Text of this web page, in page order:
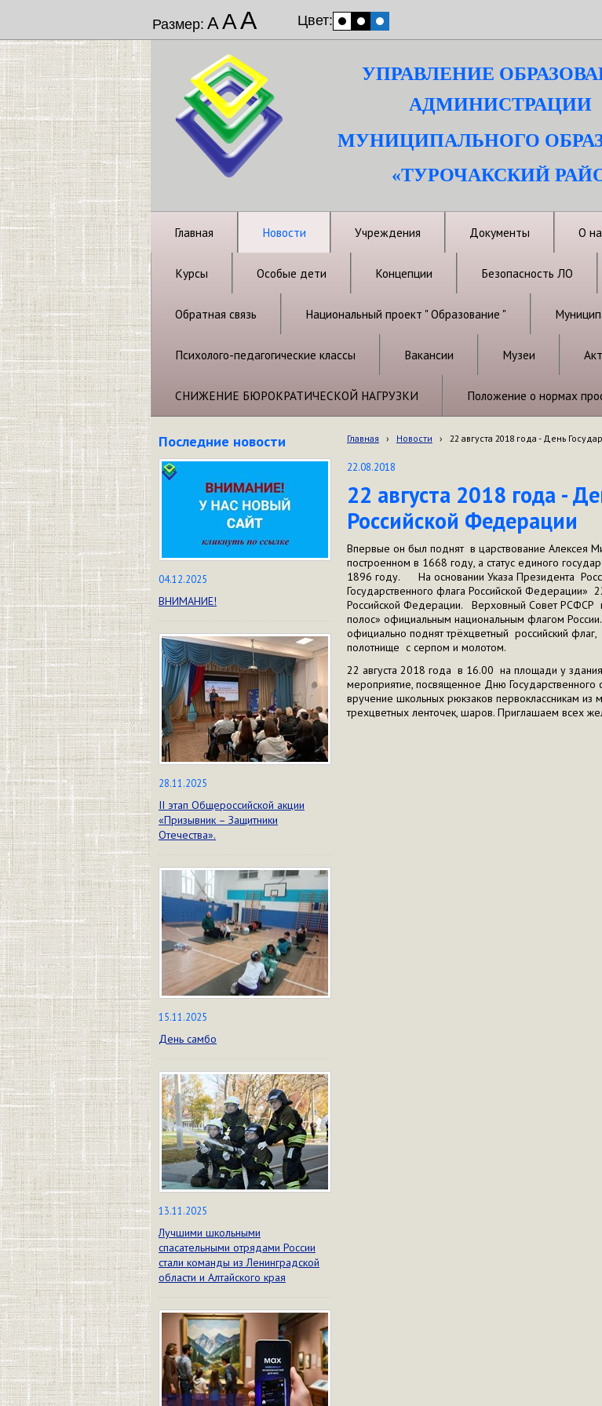
Размер: ААА Цвет:
УПРАВЛЕНИЕ
АДМИНИСТРАЦИИ
МУНИЦИПАЛЬНОГО
«ТУРОЧАКСКИЙ
Главная Новости Учреждения Документы О
Курсы Особые дети Концепции Безопасность ЛО
Обратная связь Национальный проект " Образование "
Психолого-педагогические классы Вакансии Музеи
СНИЖЕНИЕ БЮРОКРАТИЧЕСКОЙ НАГРУЗКИ Положение о нормах
Последние новости
04.12.2025
ВНИМАНИЕ!
28.11.2025
II этап Общероссийской акции
«Призывник – Защитники
Отечества».
15.11.2025
День самбо
13.11.2025
Лучшими школьными
спасательными отрядами России
стали команды из Ленинградской
области и Алтайского края
Главная › Новости › 22 августа 2018 года - День
22.08.2018
22 августа 2018 года -
Российской Федерации
Впервые он был поднят в царствование Алексея
построенном в 1668 году, а статус единого
1896 году. На основании Указа Президента
Государственного флага Российской Федерации»
Российской Федерации. Верховный Совет РСФСР
полос» официальным национальным флагом
официально поднят трёхцветный российский
полотнище с серпом и молотом.
22 августа 2018 года в 16.00 на площади у
мероприятие, посвященное Дню
вручение школьных рюкзаков первоклассникам
трехцветных ленточек, шаров. Приглашаем всех